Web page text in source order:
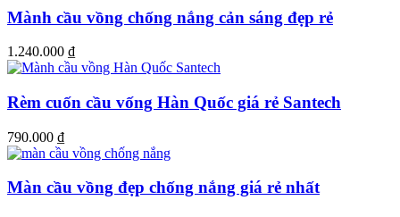
Mành cầu vồng chống nắng cản sáng đẹp rẻ
1.240.000 ₫
Rèm cuốn cầu vống Hàn Quốc giá rẻ Santech
790.000 ₫
Màn cầu vồng đẹp chống nắng giá rẻ nhất